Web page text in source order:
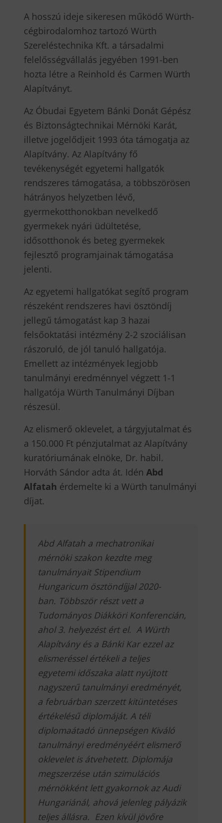
A hosszú ideje sikeresen működő Würth-
cégbirodalomhoz tartozó Würth
Szereléstechnika Kft. a társadalmi
felelősségvállalás jegyében 1991-ben
hozta létre a Reinhold és Carmen Würth
Alapítványt.
Az Óbudai Egyetem Bánki Donát Gépész
és Biztonságtechnikai Mérnöki Karát,
illetve jogelődjeit 1993 óta támogatja az
Alapítvány. Az Alapítvány fő
tevékenységét egyetemi hallgatók
rendszeres támogatása, a többszörösen
hátrányos helyzetben lévő,
gyermekotthonokban nevelkedő
gyermekek nyári üdültetése,
idősotthonok és beteg gyermekek
fejlesztő programjainak támogatása
jelenti.
Az egyetemi hallgatókat segítő program
részeként rendszeres havi ösztöndíj
jellegű támogatást kap 3 hazai
felsőoktatási intézmény 2-2 szociálisan
rászoruló, de jól tanuló hallgatója.
Emellett az intézmények legjobb
tanulmányi eredménnyel végzett 1-1
hallgatója Würth Tanulmányi Díjban
részesül.
Az elismerő oklevelet, a tárgyjutalmat és
a 150.000 Ft pénzjutalmat az Alapítvány
kuratóriumának elnöke, Dr. habil.
Horváth Sándor adta át. Idén Abd
Alfatah érdemelte ki a Würth tanulmányi
díjat.
Abd Alfatah a mechatronikai
mérnöki szakon kezdte meg
tanulmányait Stipendium
Hungaricum ösztöndíjjal 2020-
ban. Többször részt vett a
Tudományos Diákköri Konferencián,
ahol 3. helyezést ért el. A Würth
Alapítvány és a Bánki Kar ezzel az
elismeréssel értékeli a teljes
egyetemi időszaka alatt nyújtott
nagyszerű tanulmányi eredményét,
a februárban szerzett kitüntetéses
értékelésű diplomáját. A téli
diplomaátadó ünnepségen Kiváló
tanulmányi eredményéért elismerő
oklevelet is átvehetett. Diplomája
megszerzése után szimulációs
mérnökként lett gyakornok az Audi
Hungariánál, ahová jelenleg pályázik
teljes állásra. Ezen kívül jövőre